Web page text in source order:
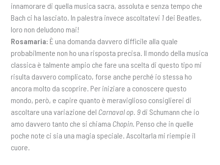
innamorare di quella musica sacra, assoluta e senza tempo che
Bach ci ha lasciato. In palestra invece ascoltatevi 1 dei Beatles,
loro non deludono mai!
Rosamaria: È una domanda davvero difficile alla quale
probabilmente non ho una risposta precisa. Il mondo della musica
classica è talmente ampio che fare una scelta di questo tipo mi
risulta davvero complicato, forse anche perché io stessa ho
ancora molto da scoprire. Per iniziare a conoscere questo
mondo, però, e capire quanto è meraviglioso consiglierei di
ascoltare una variazione del Carnaval op. 9 di Schumann che io
amo davvero tanto che si chiama Chopin . Penso che in quelle
poche note ci sia una magia speciale. Ascoltarla mi riempie il
cuore.